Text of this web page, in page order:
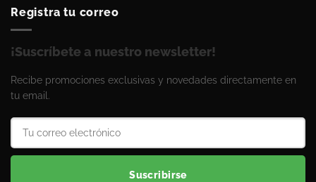
Registra tu correo
¡Suscríbete a nuestro newsletter!
Recibe promociones exclusivas y novedades directamente en
tu email.
Suscribirse